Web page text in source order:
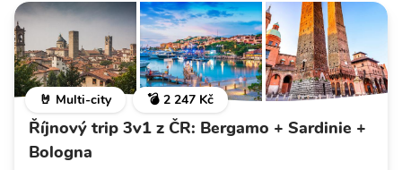
🤘 Multi-city 💣 2 247 Kč
Říjnový trip 3v1 z ČR: Bergamo + Sardinie +
Bologna